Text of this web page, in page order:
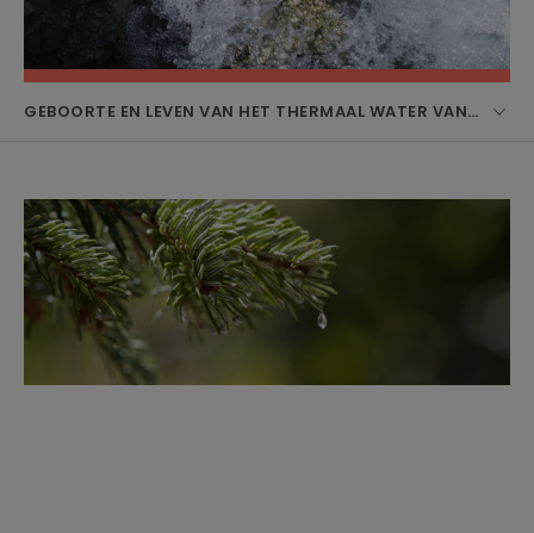
GEBOORTE EN LEVEN VAN HET THERMAAL WATER VAN AVÈNE